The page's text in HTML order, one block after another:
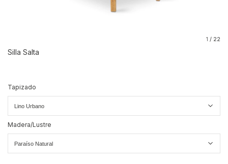
1 / 22
Silla Salta
Tapizado
Madera/Lustre